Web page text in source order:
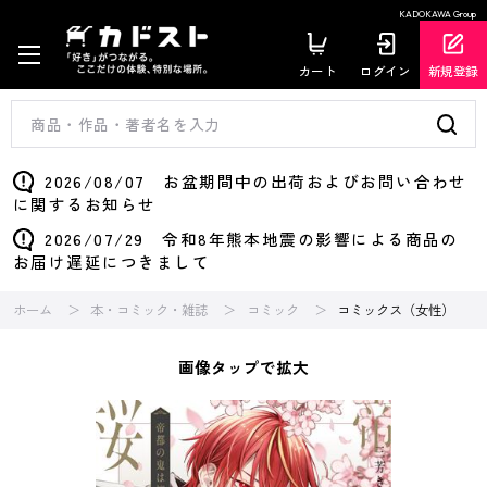
KADOKAWA Group
カート ログイン 新規登録
2026/08/07 お盆期間中の出荷およびお問い合わせ
に関するお知らせ
2026/07/29 令和8年熊本地震の影響による商品の
お届け遅延につきまして
ホーム 本・コミック・雑誌 コミック コミックス（女性）
画像タップで拡大